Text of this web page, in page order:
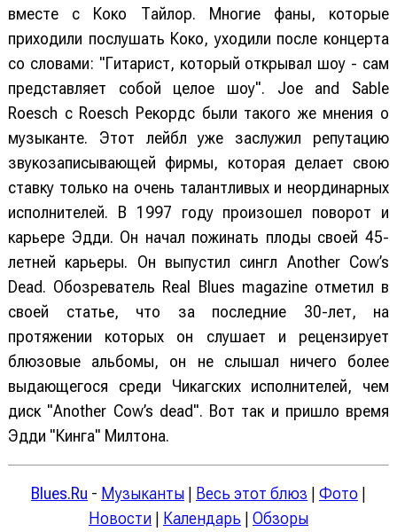
вместе с Коко Тайлор. Многие фаны, которые
приходили послушать Коко, уходили после концерта
со словами: "Гитарист, который открывал шоу - сам
представляет собой целое шоу". Joe and Sable
Roesсh c Roesсh Рекордс были такого же мнения о
музыканте. Этот лейбл уже заслужил репутацию
звукозаписывающей фирмы, которая делает свою
ставку только на очень талантливых и неординарных
исполнителей. В 1997 году произошел поворот и
карьере Эдди. Он начал пожинать плоды своей 45-
летней карьеры. Он выпустил сингл Another Cow’s
Dead. Обозреватель Real Blues magazine отметил в
своей статье, что за последние 30-лет, на
протяжении которых он слушает и рецензирует
блюзовые альбомы, он не слышал ничего более
выдающегося среди Чикагских исполнителей, чем
диск "Another Cow’s dead". Вот так и пришло время
Эдди "Кинга" Милтона.
Blues.Ru - Музыканты Весь этот блюз Фото
Новости
Календарь Обзоры